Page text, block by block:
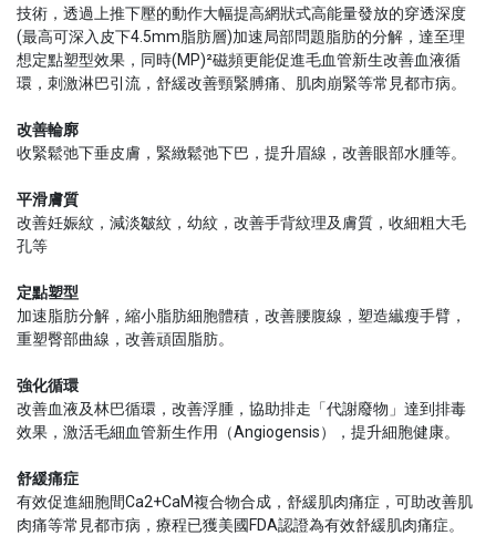
技術，透過上推下壓的動作大幅提高網狀式高能量發放的穿透深度
(最高可深入皮下4.5mm脂肪層)加速局部問題脂肪的分解，達至理
想定點塑型效果，同時(MP)²磁頻更能促進毛血管新生改善血液循
環，刺激淋巴引流，舒緩改善頸緊膊痛、肌肉崩緊等常見都市病。
改善輪廓
收緊鬆弛下垂皮膚，緊緻鬆弛下巴，提升眉線，改善眼部水腫等。
平滑膚質
改善妊娠紋，減淡皺紋，幼紋，改善手背紋理及膚質，收細粗大毛
孔等
定點塑型
加速脂肪分解，縮小脂肪細胞體積，改善腰腹線，塑造纎瘦手臂，
重塑臀部曲線，改善頑固脂肪。
強化循環
改善血液及林巴循環，改善浮腫，協助排走「代謝廢物」達到排毒
效果，激活毛細血管新生作用（Angiogensis），提升細胞健康。
舒緩痛症
有效促進細胞間Ca2+CaM複合物合成，舒緩肌肉痛症，可助改善肌
肉痛等常見都市病，療程已獲美國FDA認證為有效舒緩肌肉痛症。